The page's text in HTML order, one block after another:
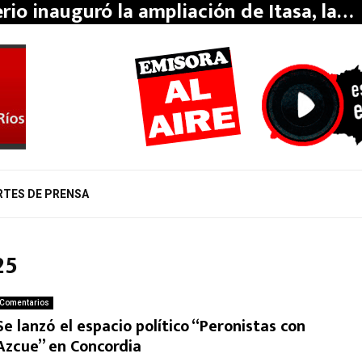
inauguró la ampliación de Itasa, la…
DE PRENSA
Comentarios
lanzó el espacio político “Peronistas con
en Concordia